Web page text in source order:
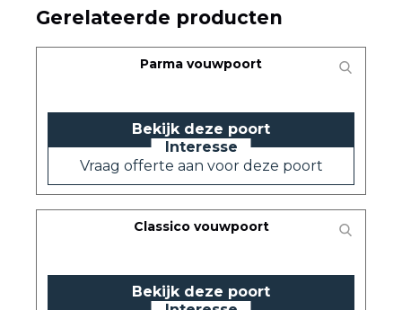
Gerelateerde producten
Parma vouwpoort
Bekijk deze poort
Vraag offerte aan voor deze poort
Classico vouwpoort
Bekijk deze poort